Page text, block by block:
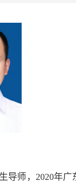
导师， 2020年广